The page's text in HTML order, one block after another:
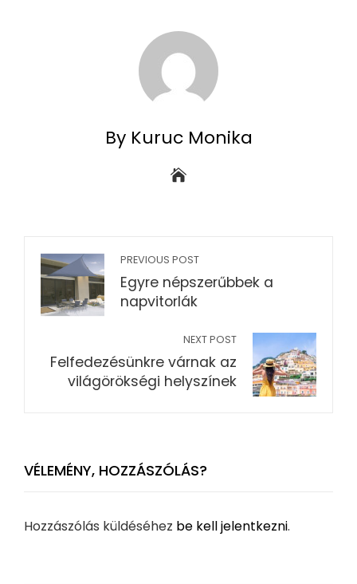
By Kuruc Monika
PREVIOUS POST
Egyre népszerűbbek a
napvitorlák
NEXT POST
Felfedezésünkre várnak az
világörökségi helyszínek
VÉLEMÉNY, HOZZÁSZÓLÁS?
Hozzászólás küldéséhez be kell jelentkezni.